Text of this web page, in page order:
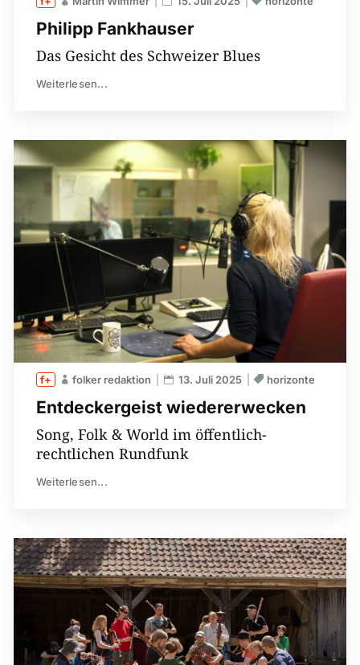
Philipp Fankhauser
Das Gesicht des Schweizer Blues
Weiterlesen...
Entdeckergeist wiedererwecken
folker redaktion 13. Juli 2025 horizonte
Song, Folk & World im öffentlich-
rechtlichen Rundfunk
Weiterlesen...